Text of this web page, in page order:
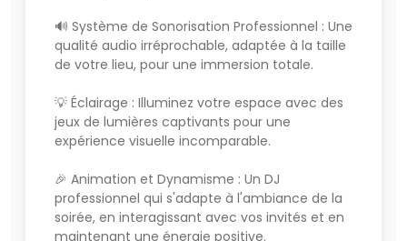
Je suis intraitable sur la qualité sonore, et peut vous
proposer une expérience unique avec des animations
variées ainsi qu’une programmation musicale réalisée
After work et club
Ambiance lounge ou plus dynamique, je saurai
sonorisation et une playlist adaptés à vos besoins, tout
en ayant à coeur de faire de votre lieu un endroit de
référence.
🔊 Système de Sonorisation Professionnel : Une
qualité audio irréprochable, adaptée à la taille
de votre lieu, pour une immersion totale.
💡 Éclairage : Illuminez votre espace avec des
jeux de lumières captivants pour une
expérience visuelle incomparable.
🎉 Animation et Dynamisme : Un DJ
professionnel qui s'adapte à l'ambiance de la
soirée, en interagissant avec vos invités et en
maintenant une énergie positive.